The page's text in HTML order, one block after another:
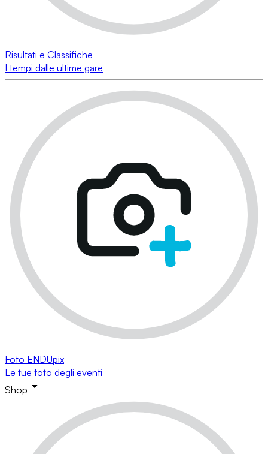
Risultati e Classifiche
I tempi dalle ultime gare
Foto ENDUpix
Le tue foto degli eventi
Shop